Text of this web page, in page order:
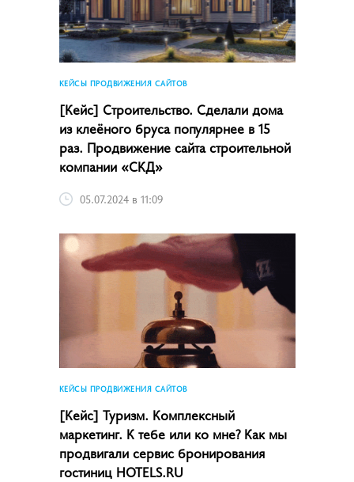
КЕЙСЫ ПРОДВИЖЕНИЯ САЙТОВ
[Кейс] Строительство. Сделали дома
из клеёного бруса популярнее в 15
раз. Продвижение сайта строительной
компании «СКД»
05.07.2024 в 11:09
КЕЙСЫ ПРОДВИЖЕНИЯ САЙТОВ
[Кейс] Туризм. Комплексный
маркетинг. К тебе или ко мне? Как мы
продвигали сервис бронирования
гостиниц HOTELS.RU